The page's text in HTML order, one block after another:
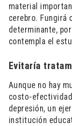
material
cerebro. Fungirá
determinante,
contempla el
Evitaría
Aunque no hay
costo-
depresión, un
institución